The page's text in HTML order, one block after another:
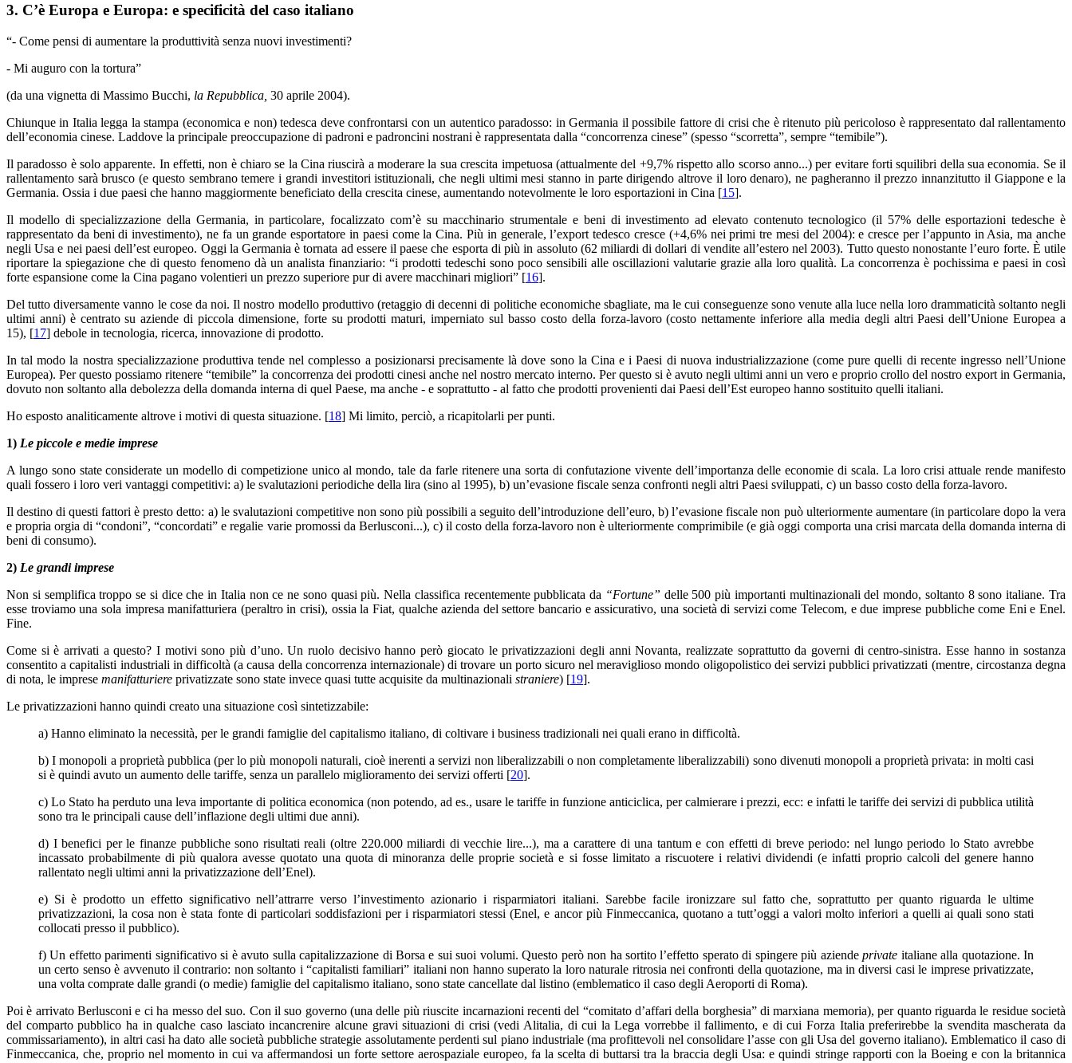
3. C’è Europa e Europa: e specificità del caso italiano
“- Come pensi di aumentare la produttività senza nuovi investimenti?
- Mi auguro con la tortura”
(da una vignetta di Massimo Bucchi, la Repubblica, 30 aprile 2004).
Chiunque in Italia legga la stampa (economica e non) tedesca deve confrontarsi con un autentico paradosso: in Germania il possibile fattore di crisi che è ritenuto più pericoloso è rappresentato dal rallentamento
dell’economia cinese. Laddove la principale preoccupazione di padroni e padroncini nostrani è rappresentata dalla “concorrenza cinese” (spesso “scorretta”, sempre “temibile”).
Il paradosso è solo apparente. In effetti, non è chiaro se la Cina riuscirà a moderare la sua crescita impetuosa (attualmente del +9,7% rispetto allo scorso anno...) per evitare forti squilibri della sua economia. Se il
rallentamento sarà brusco (e questo sembrano temere i grandi investitori istituzionali, che negli ultimi mesi stanno in parte dirigendo altrove il loro denaro), ne pagheranno il prezzo innanzitutto il Giappone e la
Germania. Ossia i due paesi che hanno maggiormente beneficiato della crescita cinese, aumentando notevolmente le loro esportazioni in Cina [15].
Il modello di specializzazione della Germania, in particolare, focalizzato com’è su macchinario strumentale e beni di investimento ad elevato contenuto tecnologico (il 57% delle esportazioni tedesche è
rappresentato da beni di investimento), ne fa un grande esportatore in paesi come la Cina. Più in generale, l’export tedesco cresce (+4,6% nei primi tre mesi del 2004): e cresce per l’appunto in Asia, ma anche
negli Usa e nei paesi dell’est europeo. Oggi la Germania è tornata ad essere il paese che esporta di più in assoluto (62 miliardi di dollari di vendite all’estero nel 2003). Tutto questo nonostante l’euro forte. È utile
riportare la spiegazione che di questo fenomeno dà un analista finanziario: “i prodotti tedeschi sono poco sensibili alle oscillazioni valutarie grazie alla loro qualità. La concorrenza è pochissima e paesi in così
forte espansione come la Cina pagano volentieri un prezzo superiore pur di avere macchinari migliori” [16].
Del tutto diversamente vanno le cose da noi. Il nostro modello produttivo (retaggio di decenni di politiche economiche sbagliate, ma le cui conseguenze sono venute alla luce nella loro drammaticità soltanto negli
ultimi anni) è centrato su aziende di piccola dimensione, forte su prodotti maturi, imperniato sul basso costo della forza-lavoro (costo nettamente inferiore alla media degli altri Paesi dell’Unione Europea a
15), [17] debole in tecnologia, ricerca, innovazione di prodotto.
In tal modo la nostra specializzazione produttiva tende nel complesso a posizionarsi precisamente là dove sono la Cina e i Paesi di nuova industrializzazione (come pure quelli di recente ingresso nell’Unione
Europea). Per questo possiamo ritenere “temibile” la concorrenza dei prodotti cinesi anche nel nostro mercato interno. Per questo si è avuto negli ultimi anni un vero e proprio crollo del nostro export in Germania,
dovuto non soltanto alla debolezza della domanda interna di quel Paese, ma anche - e soprattutto - al fatto che prodotti provenienti dai Paesi dell’Est europeo hanno sostituito quelli italiani.
Ho esposto analiticamente altrove i motivi di questa situazione. [18] Mi limito, perciò, a ricapitolarli per punti.
1) Le piccole e medie imprese
A lungo sono state considerate un modello di competizione unico al mondo, tale da farle ritenere una sorta di confutazione vivente dell’importanza delle economie di scala. La loro crisi attuale rende manifesto
quali fossero i loro veri vantaggi competitivi: a) le svalutazioni periodiche della lira (sino al 1995), b) un’evasione fiscale senza confronti negli altri Paesi sviluppati, c) un basso costo della forza-lavoro.
Il destino di questi fattori è presto detto: a) le svalutazioni competitive non sono più possibili a seguito dell’introduzione dell’euro, b) l’evasione fiscale non può ulteriormente aumentare (in particolare dopo la vera
e propria orgia di “condoni”, “concordati” e regalie varie promossi da Berlusconi...), c) il costo della forza-lavoro non è ulteriormente comprimibile (e già oggi comporta una crisi marcata della domanda interna di
beni di consumo).
2) Le grandi imprese
Non si semplifica troppo se si dice che in Italia non ce ne sono quasi più. Nella classifica recentemente pubblicata da “Fortune” delle 500 più importanti multinazionali del mondo, soltanto 8 sono italiane. Tra
esse troviamo una sola impresa manifatturiera (peraltro in crisi), ossia la Fiat, qualche azienda del settore bancario e assicurativo, una società di servizi come Telecom, e due imprese pubbliche come Eni e Enel.
Fine.
Come si è arrivati a questo? I motivi sono più d’uno. Un ruolo decisivo hanno però giocato le privatizzazioni degli anni Novanta, realizzate soprattutto da governi di centro-sinistra. Esse hanno in sostanza
consentito a capitalisti industriali in difficoltà (a causa della concorrenza internazionale) di trovare un porto sicuro nel meraviglioso mondo oligopolistico dei servizi pubblici privatizzati (mentre, circostanza degna
di nota, le imprese manifatturiere privatizzate sono state invece quasi tutte acquisite da multinazionali straniere) [19].
Le privatizzazioni hanno quindi creato una situazione così sintetizzabile:
a) Hanno eliminato la necessità, per le grandi famiglie del capitalismo italiano, di coltivare i business tradizionali nei quali erano in difficoltà.
b) I monopoli a proprietà pubblica (per lo più monopoli naturali, cioè inerenti a servizi non liberalizzabili o non completamente liberalizzabili) sono divenuti monopoli a proprietà privata: in molti casi
si è quindi avuto un aumento delle tariffe, senza un parallelo miglioramento dei servizi offerti [20].
c) Lo Stato ha perduto una leva importante di politica economica (non potendo, ad es., usare le tariffe in funzione anticiclica, per calmierare i prezzi, ecc: e infatti le tariffe dei servizi di pubblica utilità
sono tra le principali cause dell’inflazione degli ultimi due anni).
d) I benefici per le finanze pubbliche sono risultati reali (oltre 220.000 miliardi di vecchie lire...), ma a carattere di una tantum e con effetti di breve periodo: nel lungo periodo lo Stato avrebbe
incassato probabilmente di più qualora avesse quotato una quota di minoranza delle proprie società e si fosse limitato a riscuotere i relativi dividendi (e infatti proprio calcoli del genere hanno
rallentato negli ultimi anni la privatizzazione dell’Enel).
e) Si è prodotto un effetto significativo nell’attrarre verso l’investimento azionario i risparmiatori italiani. Sarebbe facile ironizzare sul fatto che, soprattutto per quanto riguarda le ultime
privatizzazioni, la cosa non è stata fonte di particolari soddisfazioni per i risparmiatori stessi (Enel, e ancor più Finmeccanica, quotano a tutt’oggi a valori molto inferiori a quelli ai quali sono stati
collocati presso il pubblico).
f) Un effetto parimenti significativo si è avuto sulla capitalizzazione di Borsa e sui suoi volumi. Questo però non ha sortito l’effetto sperato di spingere più aziendeprivate italiane alla quotazione. In
un certo senso è avvenuto il contrario: non soltanto i “capitalisti familiari” italiani non hanno superato la loro naturale ritrosia nei confronti della quotazione, ma in diversi casi le imprese privatizzate,
una volta comprate dalle grandi (o medie) famiglie del capitalismo italiano, sono state cancellate dal listino (emblematico il caso degli Aeroporti di Roma).
Poi è arrivato Berlusconi e ci ha messo del suo. Con il suo governo (una delle più riuscite incarnazioni recenti del “comitato d’affari della borghesia” di marxiana memoria), per quanto riguarda le residue società
del comparto pubblico ha in qualche caso lasciato incancrenire alcune gravi situazioni di crisi (vedi Alitalia, di cui la Lega vorrebbe il fallimento, e di cui Forza Italia preferirebbe la svendita mascherata da
commissariamento), in altri casi ha dato alle società pubbliche strategie assolutamente perdenti sul piano industriale (ma profittevoli nel consolidare l’asse con gli Usa del governo italiano). Emblematico il caso di
Finmeccanica, che, proprio nel momento in cui va affermandosi un forte settore aerospaziale europeo, fa la scelta di buttarsi tra la braccia degli Usa: e quindi stringe rapporti con la Boeing e con la britannica